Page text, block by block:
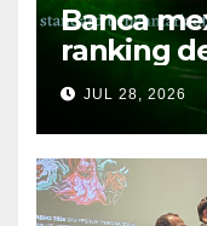
Banca
ranking
JUL 28, 2026